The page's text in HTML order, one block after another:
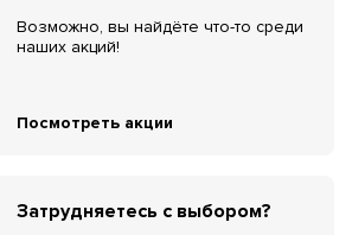
Возможно, вы найдёте что-то среди
наших акций!
Посмотреть акции
Затрудняетесь с выбором?